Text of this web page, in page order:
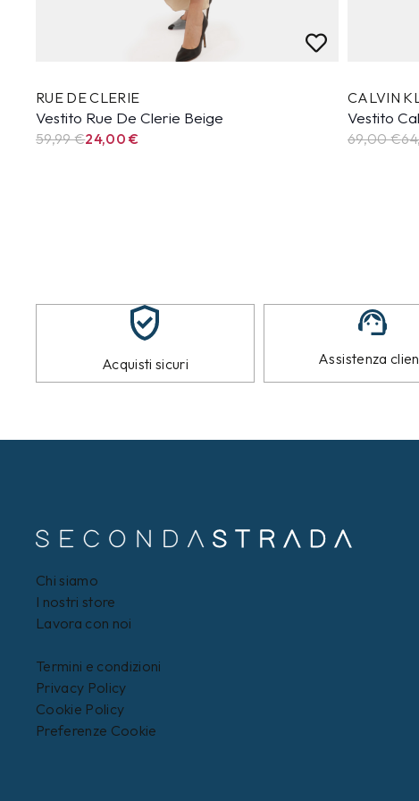
RUE DE CLERIE
Vestito Rue De Clerie Beige
59,99€24,00€
CALVIN
Vestito
69,00 €
Acquisti sicuri Assistenza
Chi siamo
I nostri store
Lavora con noi
Termini e condizioni
Privacy Policy
Cookie Policy
Preferenze Cookie